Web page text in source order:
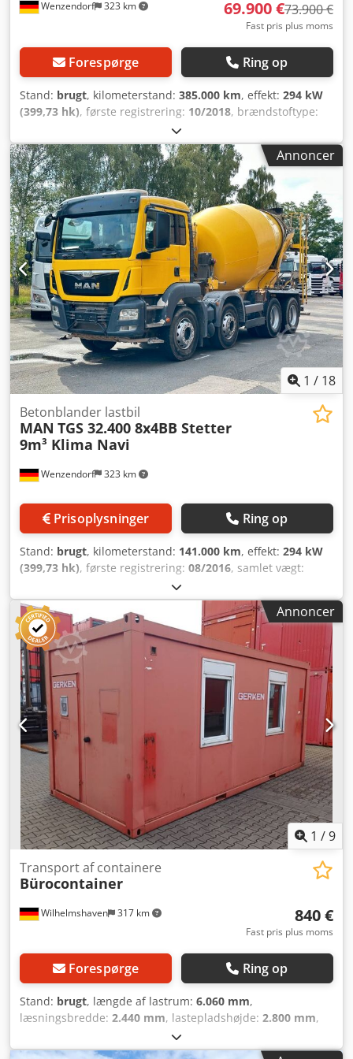
Wenzendorf 323 km 69.900 €73.900 €
Fast pris plus moms
Forespørge Ring op
Stand: brugt, kilometerstand: 385.000 km, effekt: 294 kW
(399,73 hk), første registrering: 10/2018, brændstoftype:
18.000 kg, akslekonfiguration:
aksler, farve:hvid, geartype:automatisk, emissionsklasse:
Euro 6, Produktionsår:2018, Udstyr:ABS, elektronisk
stabilitetsprogram (ESP), firehjulstræk, klimaanlæg , *
Mercedes Arocs 2040 4x4 AK Meiller DSK * Euro 6C *
Automatgear * Kort førerhus * Parabelaffjedring for og bag
* Schmidt frontmonteringsplade * Anhængertræk *
Hydraulikledning til anhænger * Klimaanlæg * Sædevarme
* Advarselsblink (rotorblink) Credpfx Aloyvni Esgof *
Elektriske rudehejs * Teknisk tilladt totalvægt: 22.000 kg
Annoncer
1 / 18
Wenzendorf 323 km
Betonblander lastbil
MAN TGS 32.400 8x4BB Stetter
9m³ Klima Navi
Prisoplysninger Ring op
Stand: brugt, kilometerstand: 141.000 km, effekt: 294 kW
(399,73 hk), første registrering: 08/2016, samlet vægt:
, akslekonfiguration:3 aksler
geartype:automatisk, emissionsklasse:Euro 6,
lastepladsvolumen:9 m³, Udstyr:
ABS, elektronisk
stabilitetsprogram (ESP), klimaanlæg,
navigationssystem
, * MAN TGS 32.400 8x4 betontruck *
Euro 6 * Automatgear * Påbygning: Stetter 9 m³ * Stetter
Smart Control * Egnet til lokal distribution * Bladfjedring *
Stående klimaanlæg * Klimaanlæg * Navigationssystem
Crodpfx Ajzr Dc Rslgof * EFH (forkortelse, betydning uklar
uden yderligere kontekst)
Annoncer
1 /9
Wilhelmshaven 317 km
Transport af containere
Bürocontainer
840 €
Fast pris plus moms
Forespørge Ring op
Stand: brugt, længde af lastrum: 6.060 mm,
læsningsbredde: 2.440 mm, lastepladshøjde: 2.800 mm,
Generel tilstand: gennemsnitlig Teknisk tilstand:
gennemsnitlig Visuel tilstand: gennemsnitlig Kontakt